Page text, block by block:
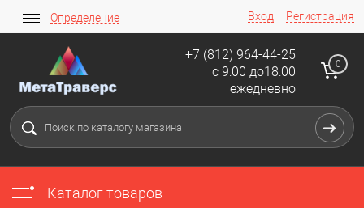
Вход Регистрация
Определение
+7 (812) 964-44-25
с 9:00 до18:00
ежедневно
0
Каталог товаров